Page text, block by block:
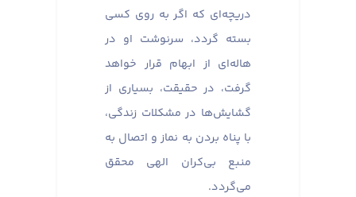
دریچه‌ای که اگر به روی کسی
بسته گردد، سرنوشت او در
هاله‌ای از ابهام قرار خواهد
گرفت، در حقیقت، بسیاری از
گشایش‌ها در مشکلات زندگی،
با پناه بردن به نماز و اتصال به
منبع بی‌کران الهی محقق
می‌گردد.